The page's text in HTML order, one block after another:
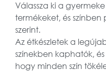
Válassza ki a
termékeket, és színben
szerint.
Az étkészletek a
színekben kaphatók,
hogy minden szín